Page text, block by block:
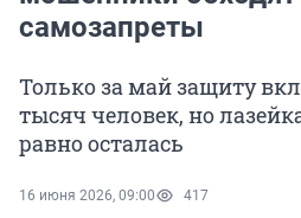
самозапреты
Только за май защиту
тысяч человек, но
равно осталась
16 июня 2026, 09:00 417